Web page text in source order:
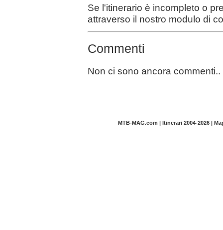
Se l'itinerario è incompleto o
attraverso il nostro modulo di
Commenti
Non ci sono ancora commenti..
MTB-MAG.com | Itinerari 2004-2026 |